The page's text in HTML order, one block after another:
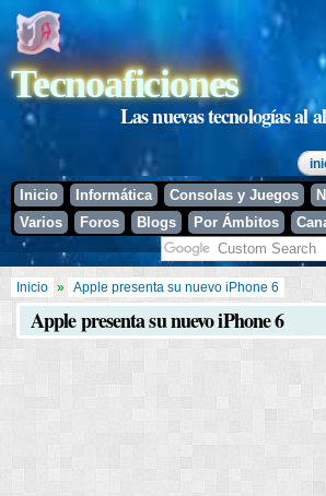
contenido
principal
Tecnoaficiones
Las nuevas tecnologías al
Inicio Informática Consolas y Juegos
Varios
Foros Blogs Por Ámbitos
Se encuentra usted aquí
Inicio » Apple presenta su nuevo iPhone 6
Apple presenta su nuevo iPhone 6